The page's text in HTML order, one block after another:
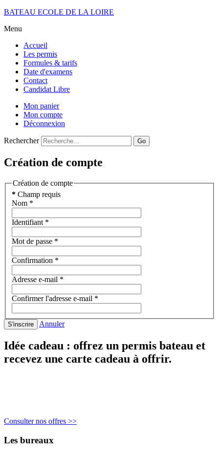
BATEAU ECOLE DE LA LOIRE
Menu
Accueil
Les permis
Formules & tarifs
Date d'examens
Contact
Candidat Libre
Mon panier
Mon compte
Déconnexion
Rechercher Go
Création de compte
Création de compte
* Champ requis
Nom *
Identifiant*
Mot de passe *
Confirmation *
Adresse e-mail *
Confirmer l'adresse e-mail *
S'inscrire Annuler
Idée cadeau : offrez un permis bateau et
recevez une carte cadeau à offrir.
Consulter nos offres >>
Les bureaux